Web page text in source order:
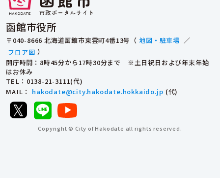
函館市役所
〒040-8666 北海道函館市東雲町4番13号（ 地図・駐車場 ／
フロア図 ）
開庁時間：8時45分から17時30分まで ※土日祝日および年末年始
はお休み
TEL ：0138-21-3111(代)
MAIL ： hakodate@city.hakodate.hokkaido.jp (代)
Copyright © City of Hakodate all rights reserved.